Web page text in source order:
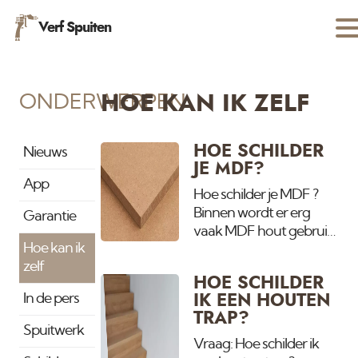
Verf Spuiten
ONDERWERPEN
Nieuws
App
Garantie
Hoe kan ik
zelf
In de pers
Spuitwerk
HOE KAN IK ZELF
HOE SCHILDER
JE MDF?
Hoe schilder je MDF ?
Binnen wordt er erg
vaak MDF hout gebruik.
hoeft alleen de gaten te
vullen en te schuren.
Buiten is MDF absoluut
niet te gebruiken.
HOE SCHILDER
IK EEN HOUTEN
TRAP?
Vraag: Hoe schilder ik